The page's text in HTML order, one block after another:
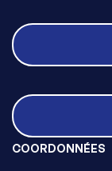
COORDONNÉES